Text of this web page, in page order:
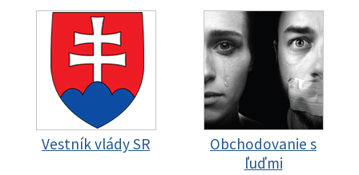
Vestník vlády SR
Obchodovanie s
ľuďmi